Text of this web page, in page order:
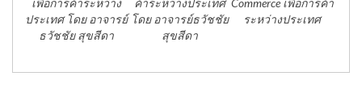
เพื่อการค้าระหว่าง
ประเทศ โดย อาจารย์
ธวัชชัย สุขสีดา
ค้าระหว่างประเทศ
โดย อาจารย์ธวัชชัย
สุขสีดา
Commerce เพื่อการค้า
ระหว่างประเทศ